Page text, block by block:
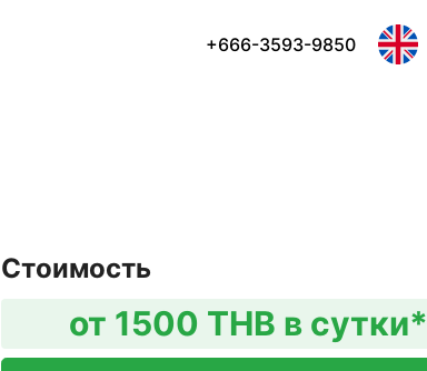
+666-3593-9850
Стоимость
от 1500 THB в сутки*